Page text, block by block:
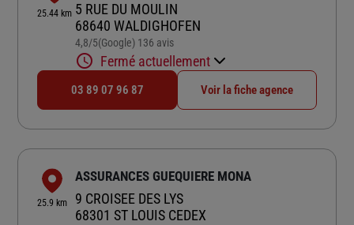
25.44 km 5 RUE DU MOULIN
68640 WALDIGHOFEN
4,8/5Note de 4.8 sur 5
(Google) 136 avis
Fermé actuellement
03 89 07 96 87 Voir la fiche agence
25.9 km
ASSURANCES GUEQUIERE MONA
9 CROISEE DES LYS
68301 ST LOUIS CEDEX